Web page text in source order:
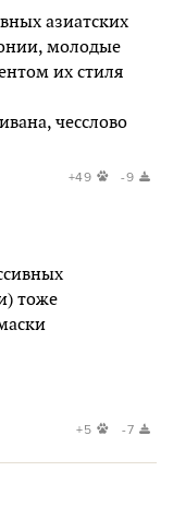
азиатских
молодые
их стиля
чесслово
+49 -9
тоже
+5 -7